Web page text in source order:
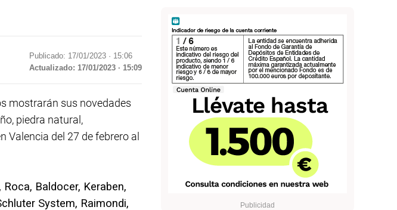
Publicado: 17/01/2023 · 15:06
Actualizado: 17/01/2023 · 15:09
mostrarán sus novedades
piedra natural,
del 27 de febrero al
Baldocer, Keraben,
System, Raimondi,